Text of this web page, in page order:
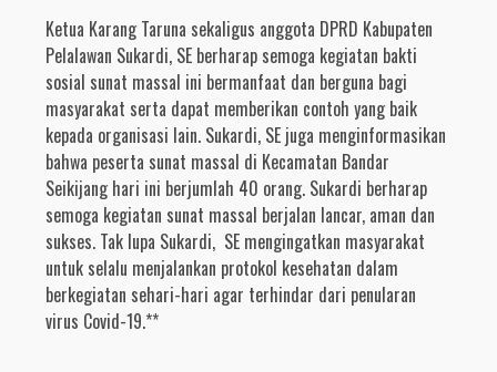
Ketua Karang Taruna sekaligus anggota DPRD Kabupaten
Pelalawan Sukardi, SE berharap semoga kegiatan bakti
sosial sunat massal ini bermanfaat dan berguna bagi
masyarakat serta dapat memberikan contoh yang baik
kepada organisasi lain. Sukardi, SE juga menginformasikan
bahwa peserta sunat massal di Kecamatan Bandar
Seikijang hari ini berjumlah 40 orang. Sukardi berharap
semoga kegiatan sunat massal berjalan lancar, aman dan
sukses. Tak lupa Sukardi, SE mengingatkan masyarakat
untuk selalu menjalankan protokol kesehatan dalam
berkegiatan sehari-hari agar terhindar dari penularan
virus Covid-19.**